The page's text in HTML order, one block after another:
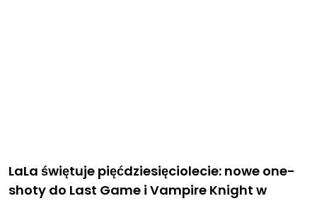
LaLa świętuje pięćdziesięciolecie: nowe one-
shoty do Last Game i Vampire Knight w